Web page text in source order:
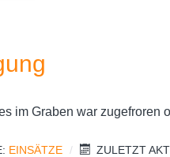
im Graben war zugefroren
EINSÄTZE ZULETZT